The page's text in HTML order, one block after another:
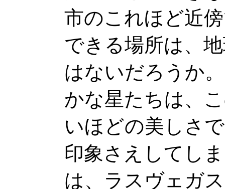
市のこれほど近
できる場所は、
はないだろうか
かな星たちは、
いほどの美しさ
印象さえしてし
は、ラスヴェガ